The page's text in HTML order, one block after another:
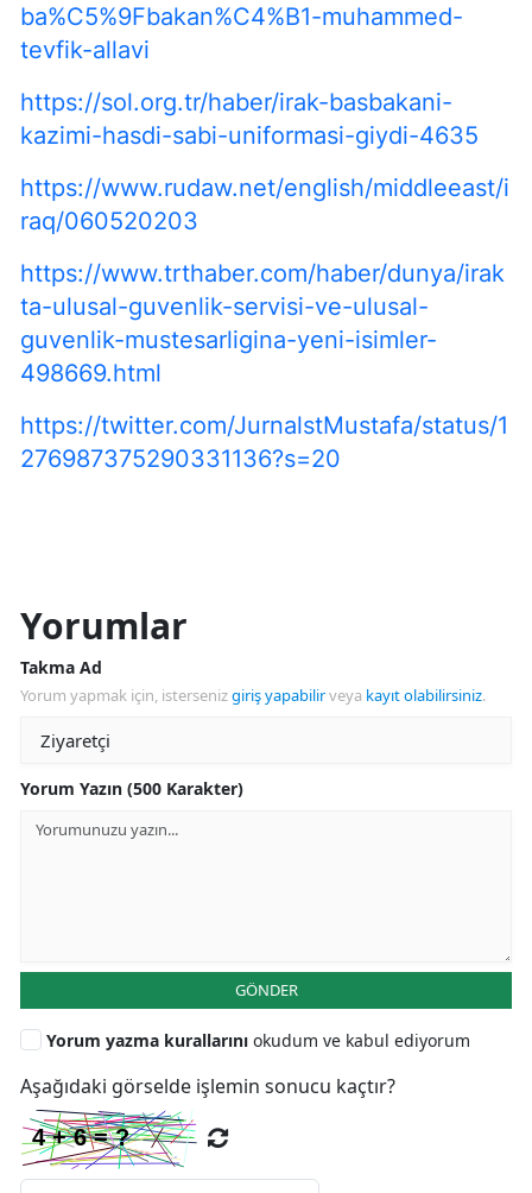
ba%C5%9Fbakan%C4%B1-muhammed-
tevfik-allavi
https://sol.org.tr/haber/irak-basbakani-
kazimi-hasdi-sabi-uniformasi-giydi-4635
https://www.rudaw.net/english/middleeast/i
raq/060520203
https://www.trthaber.com/haber/dunya/irak
ta-ulusal-guvenlik-servisi-ve-ulusal-
guvenlik-mustesarligina-yeni-isimler-
498669.html
https://twitter.com/JurnalstMustafa/status/1
276987375290331136?s=20
Yorumlar
Takma Ad
Yorum yapmak için, istersenizgiriş yapabilirveya kayıt olabilirsiniz.
Yorum Yazın (500 Karakter)
GÖNDER
Yorum yazma kurallarını okudum ve kabul ediyorum
Aşağıdaki görselde işlemin sonucu kaçtır?